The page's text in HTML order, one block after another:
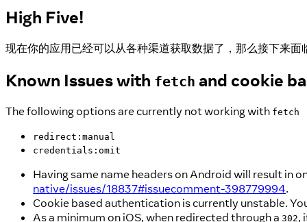
High Five!
现在你的应用已经可以从各种渠道获取数据了，那么接下来
Known Issues with fetch and cookie
The following options are currently not working with fetch
redirect:manual
credentials:omit
Having same name headers on Android will result in
native/issues/18837#issuecomment-398779994.
Cookie based authentication is currently unstable.
As a minimum on iOS, when redirected through a 302,